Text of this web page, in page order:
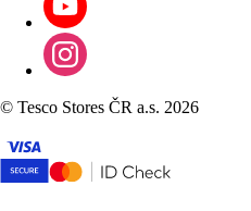
© Tesco Stores ČR a.s. 2026